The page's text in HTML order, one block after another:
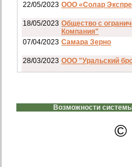
22/05/2023 ООО «Солар
18/05/2023 Общество с
Компания"
07/04/2023 Самара Зерно
28/03/2023 ООО "Уральский
20/02/2023 GREENKO
Возможности
©